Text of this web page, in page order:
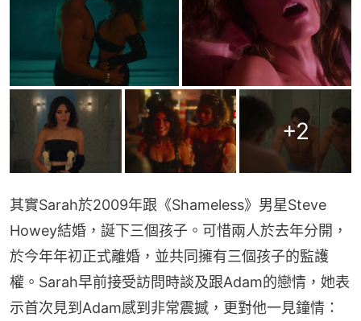
+2
其實Sarah於2009年跟《Shameless》男星Steve
Howey結婚，誕下三個孩子。可惜兩人於去年分開，
於今年年初正式離婚，並共同擁有三個孩子的監護
權。Sarah早前接受訪問時談及跟Adam的戀情，她表
示首次見到Adam感到非常震撼，更對他一見鐘情：